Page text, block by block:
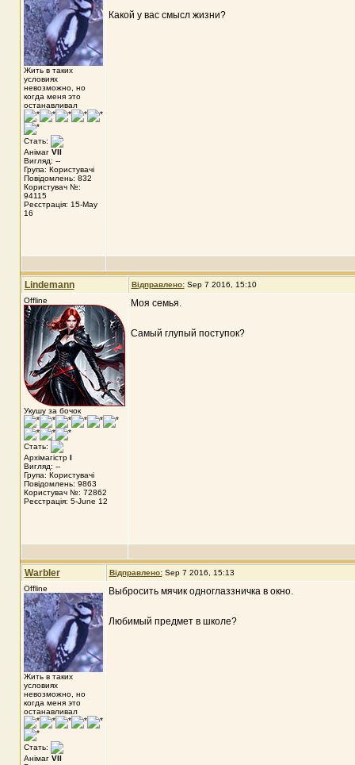
Жить в таких
условиях
невозможно, но
когда меня это
останавливал
Стать:
Анімаг VII
Вигляд: --
Група: Користувачі
Повідомлень: 832
Користувач №:
94115
Реєстрація: 15-May
16
Какой у вас смысл жизни?
Lindemann Відправлено: Sep 7 2016, 15:10
Offline
Укушу за бочок
Стать:
Архімагістр I
Вигляд: --
Група: Користувачі
Повідомлень: 9863
Користувач №: 72862
Реєстрація: 5-June 12
Моя семья.
Самый глупый поступок?
Warbler Відправлено: Sep 7 2016, 15:13
Offline
Жить в таких
условиях
невозможно, но
когда меня это
останавливал
Стать:
Анімаг VII
Выбросить мячик одноглаззничка в окно.
Любимый предмет в школе?